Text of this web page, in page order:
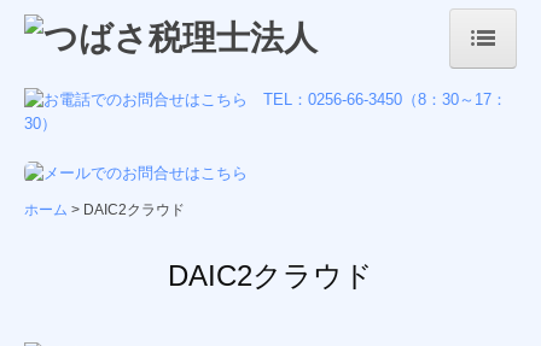
ホーム
事務所概要
ホーム DAIC2クラウド
DAIC2クラウド